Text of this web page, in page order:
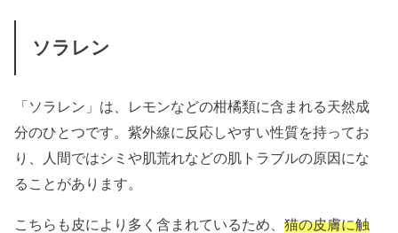
ソラレン
「ソラレン」は、レモンなどの柑橘類に含まれる天然成
分のひとつです。紫外線に反応しやすい性質を持ってお
り、人間ではシミや肌荒れなどの肌トラブルの原因にな
ることがあります。
こちらも皮により多く含まれているため、猫の皮膚に触